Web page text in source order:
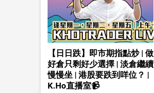
【日日跌】即市期指點炒 | 做
好倉只剩好少選擇 | 淡倉繼續
慢慢坐 | 港股要跌到咩位？ |
K.Ho直播室📹